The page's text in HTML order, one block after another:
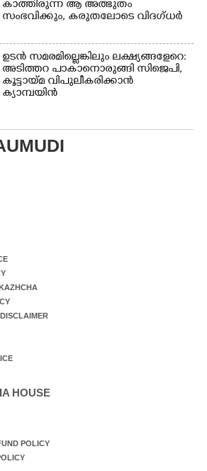
കാത്തിരുന്ന ആ അത്ഭുതം
സംഭവിക്കും, കരുതലോടെ വിദഗ്ധർ
ഉടൻ സമരമില്ലെങ്കിലും ലക്ഷ്യങ്ങളേറെ:
അടിത്തറ പാകാനൊരുങ്ങി സിജെപി,​
കൂട്ടായ്മ വിപുലീകരിക്കാൻ
ക്യാമ്പയിൻ
HOUSE
POLICY